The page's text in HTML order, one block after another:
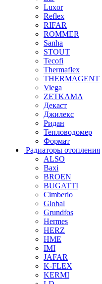
Luxor
Reflex
RIFAR
ROMMER
Sanha
STOUT
Tecofi
Thermaflex
THERMAGENT
Viega
ZETKAMA
Декаст
Джилекс
Ридан
Тепловодомер
Формат
Радиаторы отопления
ALSO
Baxi
BROEN
BUGATTI
Cimberio
Global
Grundfos
Hermes
HERZ
HME
IMI
JAFAR
K-FLEX
KERMI